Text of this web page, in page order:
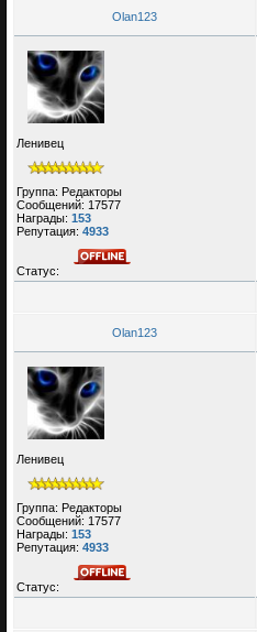
Olan123
Ленивец
Группа: Редакторы
Сообщений: 17577
Награды: 153
Репутация: 4933
Статус:
Olan123
Ленивец
Группа: Редакторы
Сообщений: 17577
Награды: 153
Репутация: 4933
Статус: